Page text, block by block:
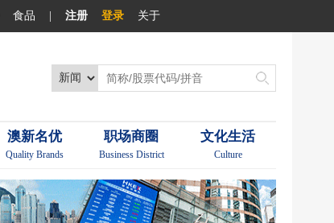
食品 注册 登录 关于
澳新名优
Quality Brands
职场商圈
Business District
文化生活
Culture